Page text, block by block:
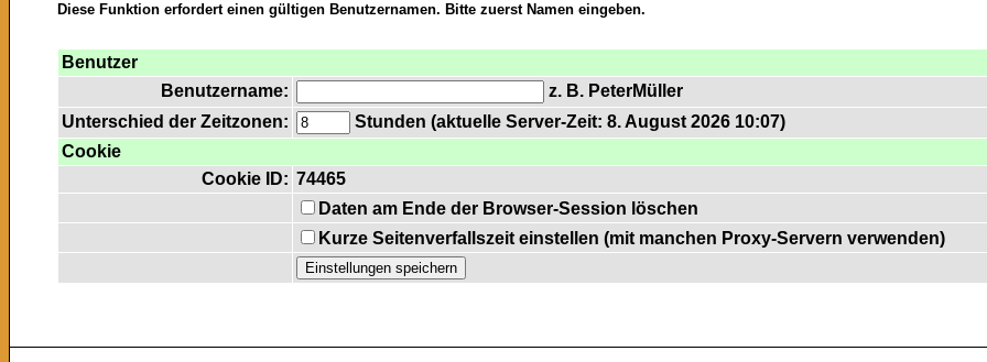
Diese Funktion erfordert einen gültigen Benutzernamen. Bitte zuerst Namen eingeben.
Benutzer
Benutzername:
z. B. PeterMüller
Unterschied der Zeitzonen:
Stunden (aktuelle Server-Zeit: 8. August 2026 10:07)
Cookie
Cookie ID: 74465
Daten am Ende der Browser-Session löschen
Kurze Seitenverfallszeit einstellen (mit manchen Proxy-Servern verwenden)